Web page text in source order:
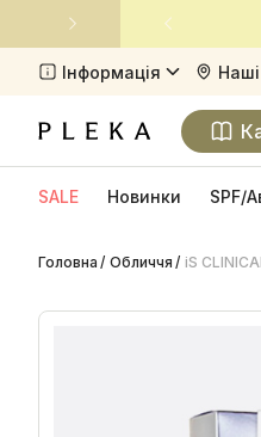
Інформація
Контакти
Політика конфіденційності
SALE Новинки SPF/
Головна Обличчя iS